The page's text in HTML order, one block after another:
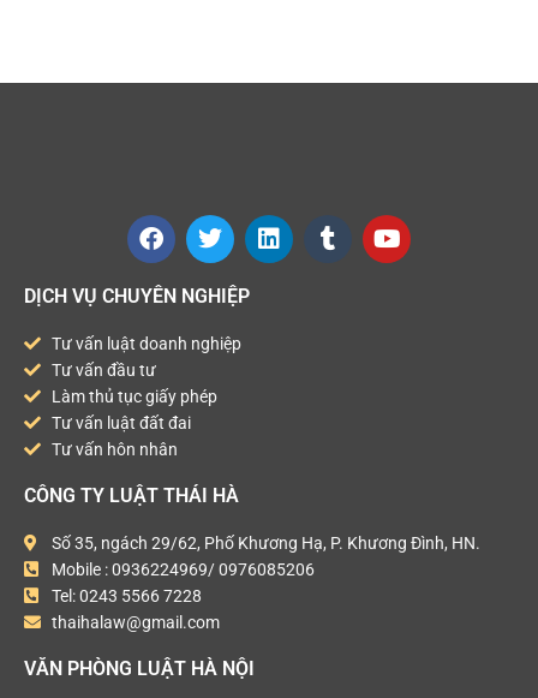
DỊCH VỤ CHUYÊN NGHIỆP
Tư vấn luật doanh nghiệp
Tư vấn đầu tư
Làm thủ tục giấy phép
Tư vấn luật đất đai
Tư vấn hôn nhân
CÔNG TY LUẬT THÁI HÀ
Số 35, ngách 29/62, Phố Khương Hạ, P. Khương Đình, HN.
Mobile : 0936224969/ 0976085206
Tel: 0243 5566 7228
thaihalaw@gmail.com
VĂN PHÒNG LUẬT HÀ NỘI